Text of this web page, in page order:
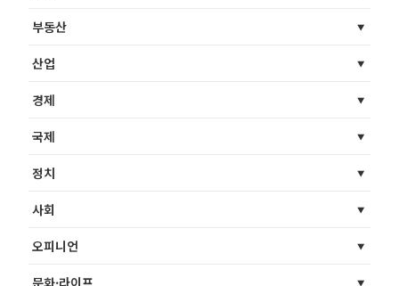
부동산
산업
경제
국제
정치
사회
오피니언
문화·라이프